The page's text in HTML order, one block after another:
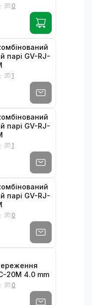
0
парі GV-RJ-
1
парі GV-RJ-
1
парі GV-RJ-
0
20M 4.0 mm
0